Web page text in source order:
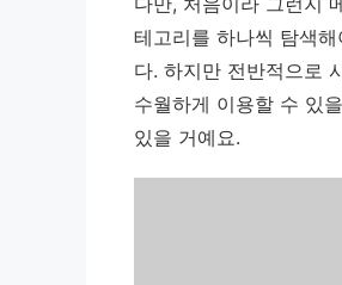
테고리를 하나씩 탐색
다. 하지만 전반적으로
수월하게 이용할 수 있
있을 거예요.